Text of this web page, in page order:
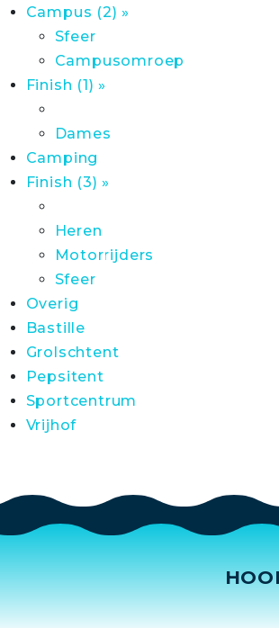
Campus (2) »
Sfeer
Campusomroep
Finish (1) »
Dames
Camping
Finish (3) »
Heren
Motorrijders
Sfeer
Overig
Bastille
Grolschtent
Pepsitent
Sportcentrum
Vrijhof